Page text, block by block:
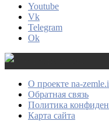
Youtube
Vk
Telegram
Ok
О проекте na-
Обратная связь
Политика
Карта сайта